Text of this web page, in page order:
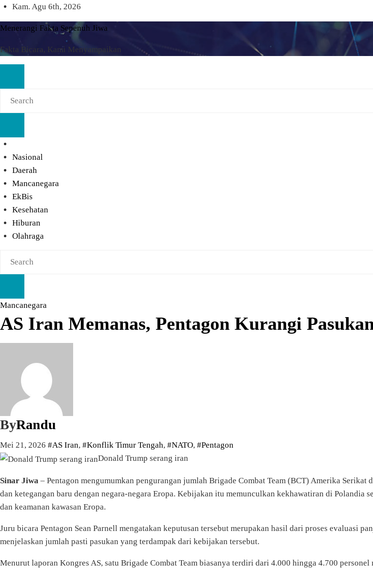
Skip
to
content
Kam. Agu 6th, 2026
Menerangi Fakta Sepenuh Jiwa
Fakta Bicara, Kami Menyampaikan
Nasional
Daerah
Mancanegara
EkBis
Kesehatan
Hiburan
Olahraga
Mancanegara
AS Iran Memanas, Pentagon Kurangi
ByRandu
Mei 21, 2026 #AS Iran, #Konflik Timur Tengah, #NATO, #Pentagon
Donald Trump serang iran
Sinar Jiwa – Pentagon mengumumkan pengurangan jumlah Brigade Combat Team (BCT) Amerika
dan ketegangan baru dengan negara-negara Eropa. Kebijakan itu memunculkan kekhawatiran di Polandia
dan keamanan kawasan Eropa.
Juru bicara Pentagon Sean Parnell mengatakan keputusan tersebut merupakan hasil dari proses evaluasi
menjelaskan jumlah pasti pasukan yang terdampak dari kebijakan tersebut.
Menurut laporan Kongres AS, satu Brigade Combat Team biasanya terdiri dari 4.000 hingga 4.700